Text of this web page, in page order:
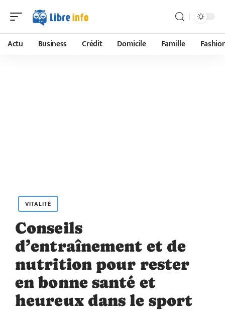
Actu Business Crédit Domicile Famille
VITALITÉ
Conseils
d’entraînement et de
nutrition pour rester
en bonne santé et
heureux dans le sport